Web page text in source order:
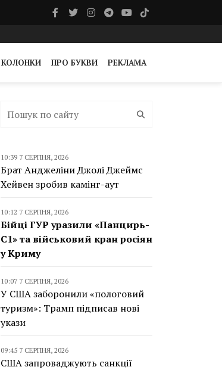
КОЛОНКИ ПРО БУКВИ РЕКЛАМА
10:39 7 СЕРПНЯ, 2026
Брат Анджеліни Джолі Джеймс
Хейвен зробив камінг-аут
10:12 7 СЕРПНЯ, 2026
Бійці ГУР уразили «Панцирь-
С1» та військовий кран росіян
у Криму
10:07 7 СЕРПНЯ, 2026
У США заборонили «пологовий
туризм»: Трамп підписав нові
укази
09:45 7 СЕРПНЯ, 2026
США запроваджують санкції